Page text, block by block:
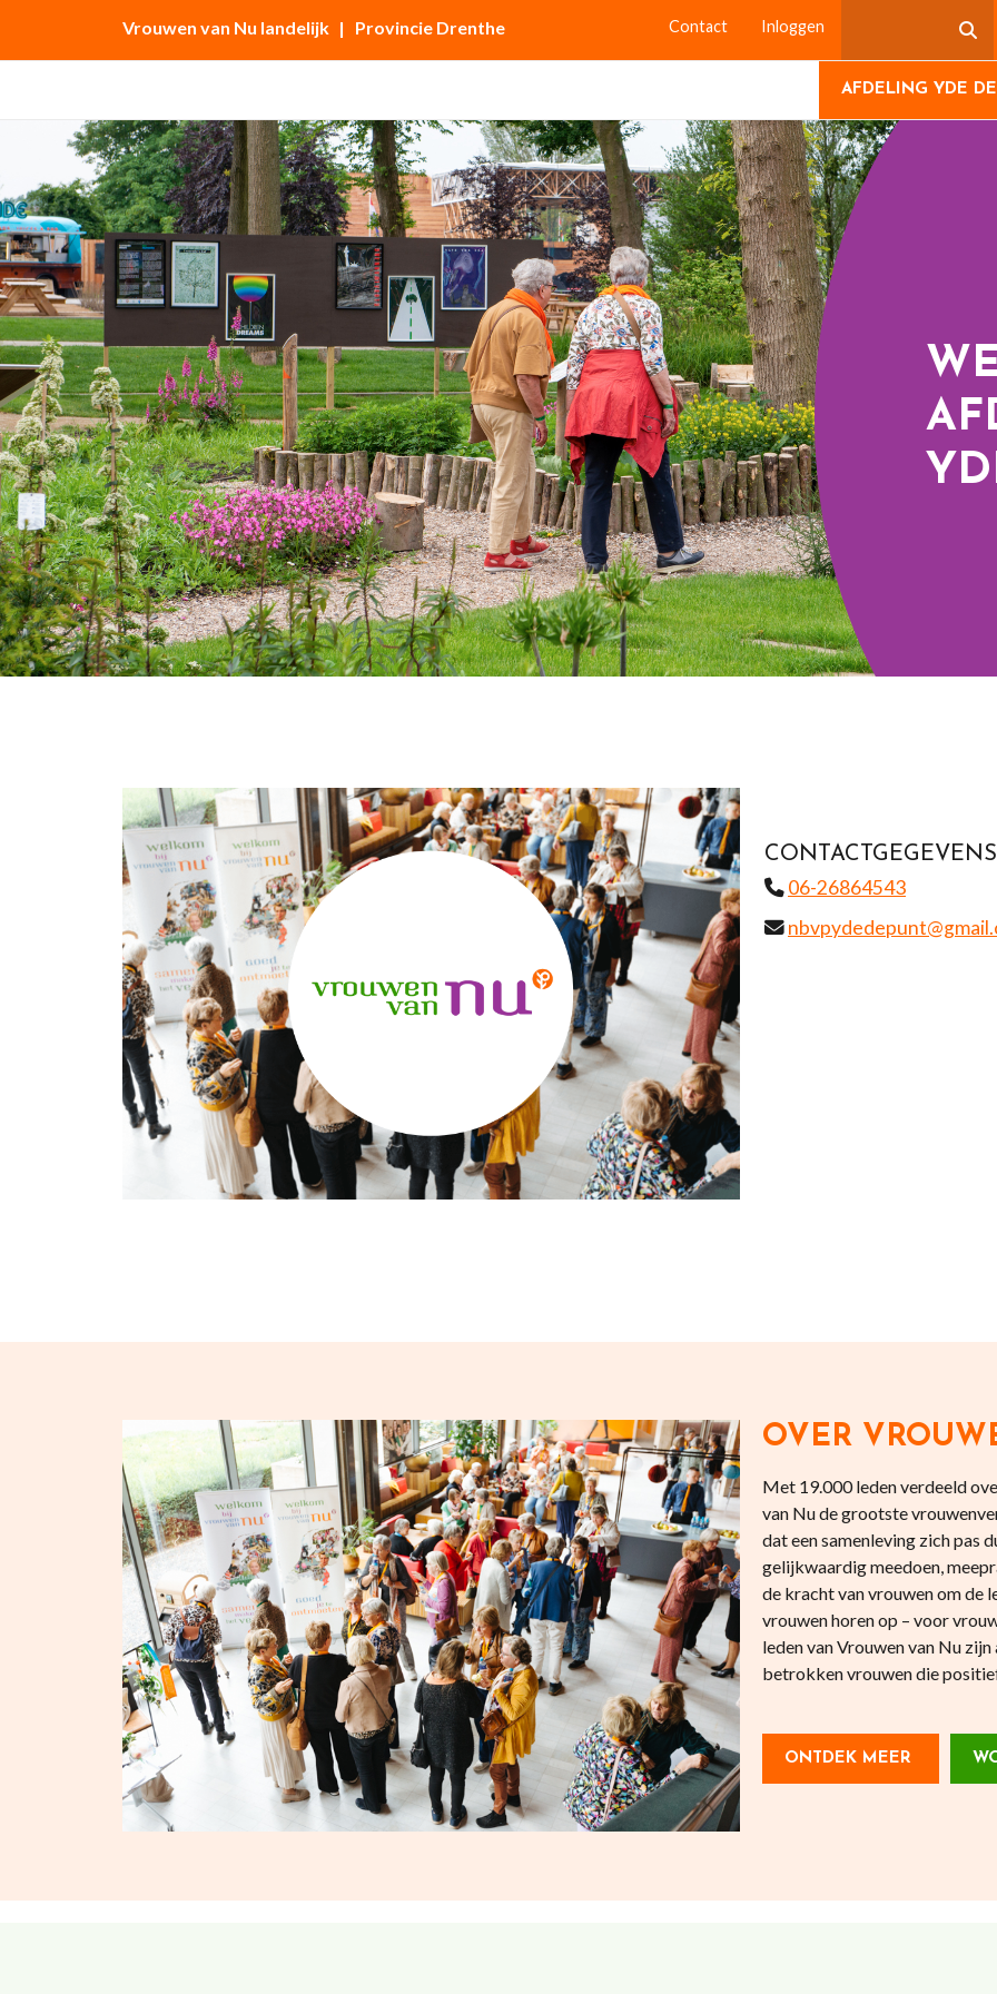
Vrouwen van Nu landelijk | Provincie Drenthe Contact Inloggen
AFDELING YDE
CONTACTGEGEVENS
06-26864543
OVER
Met 19.000 leden verdeeld
van Nu de grootste
dat een samenleving zich pas
gelijkwaardig meedoen,
de kracht van vrouwen om de
vrouwen horen op – voor
leden van Vrouwen van Nu
betrokken vrouwen die
ONTDEK MEER